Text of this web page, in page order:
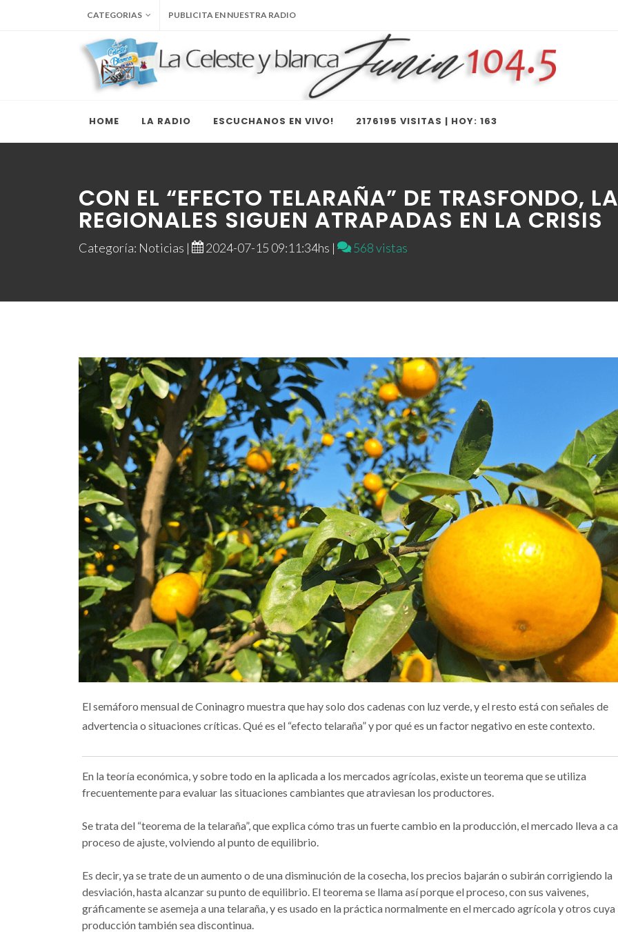
CATEGORIAS PUBLICITA EN NUESTRA RADIO
HOME LA RADIO ESCUCHANOS EN VIVO! 2176195 VISITAS | HOY: 163
CON EL “EFECTO TELARAÑA” DE TRASFONDO,
REGIONALES SIGUEN ATRAPADAS EN LA CRISIS
Categoría: Noticias | 2024-07-15 09:11:34hs | 568 vistas
El semáforo mensual de Coninagro muestra que hay solo dos cadenas con luz verde, y el resto está con señales de
advertencia o situaciones críticas. Qué es el “efecto telaraña” y por qué es un factor negativo en este contexto.
En la teoría económica, y sobre todo en la aplicada a los mercados agrícolas, existe un teorema que se utiliza
frecuentemente para evaluar las situaciones cambiantes que atraviesan los productores.
Se trata del “teorema de la telaraña”, que explica cómo tras un fuerte cambio en la producción, el mercado lleva a
proceso de ajuste, volviendo al punto de equilibrio.
Es decir, ya se trate de un aumento o de una disminución de la cosecha, los precios bajarán o subirán corrigiendo la
desviación, hasta alcanzar su punto de equilibrio. El teorema se llama así porque el proceso, con sus vaivenes,
gráficamente se asemeja a una telaraña, y es usado en la práctica normalmente en el mercado agrícola y otros cuya
producción también sea discontinua.